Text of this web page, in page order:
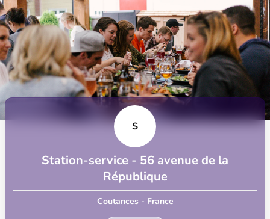
S
Station-service - 56 avenue de la
République
Coutances - France